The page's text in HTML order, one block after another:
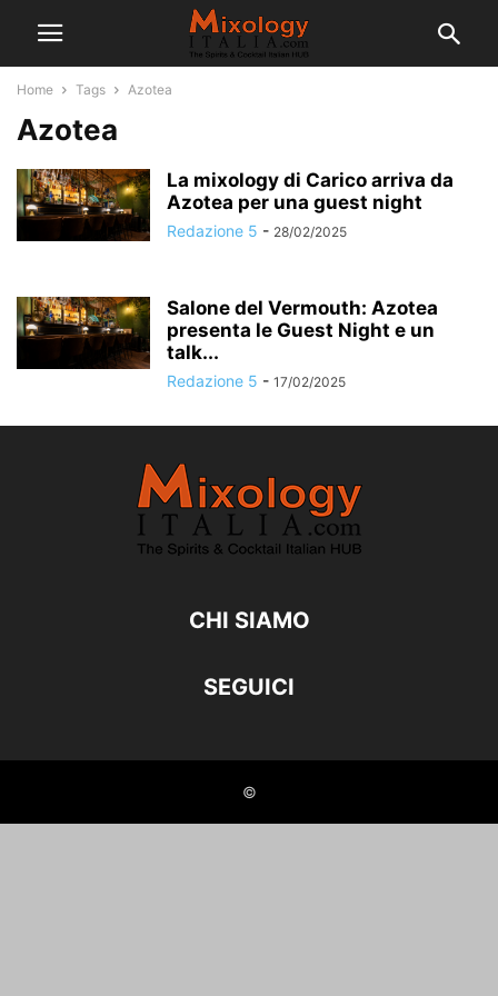
Home Tags Azotea
Azotea
La mixology di Carico arriva da
Azotea per una guest night
Redazione 5 - 28/02/2025
Salone del Vermouth: Azotea
presenta le Guest Night e un
talk...
Redazione 5 - 17/02/2025
CHI SIAMO
SEGUICI
©